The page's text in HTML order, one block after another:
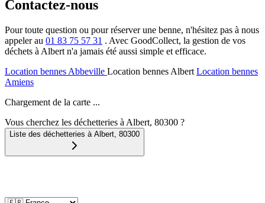
Contactez-nous
Pour toute question ou pour réserver une benne, n'hésitez pas à nous
appeler au 01 83 75 57 31 . Avec GoodCollect, la gestion de vos
déchets à Albert n'a jamais été aussi simple et efficace.
Location bennes Abbeville Location bennes Albert Location bennes
Amiens
Chargement de la carte ...
Vous cherchez les déchetteries à Albert, 80300 ?
Liste des déchetteries à Albert, 80300